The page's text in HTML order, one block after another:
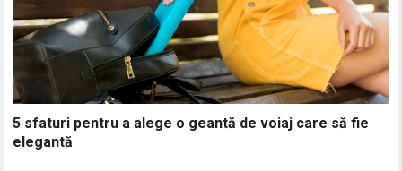
5 sfaturi pentru a alege o geantă de voiaj care să fie
elegantă